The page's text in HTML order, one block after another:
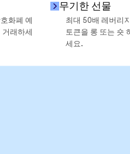
화폐 예
거래하세
무기한 선물
최대 50배 레버리
토큰을 롱 또는 숏
세요.